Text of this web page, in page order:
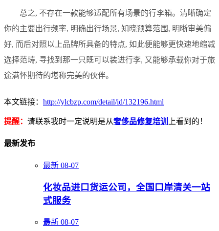
总之, 不存在一款能够适配所有场景的行李箱。清晰确定
你的主要出行频率, 明确出行场景, 知晓预算范围, 明晰审美偏
好, 而后对照以上品牌所具备的特点, 如此便能够更快速地缩减
选择范畴, 寻找到那一只既可以装进行李, 又能够承载你对于旅
途满怀期待的堪称完美的伙伴。
本文链接： http://ylcbzp.com/detail/id/132196.html
提醒： 请联系我时一定说明是从奢侈品修复培训 上看到的！
最新发布
最新 08-07
化妆品进口货运公司，全国口岸清关一站
式服务
最新 08-07